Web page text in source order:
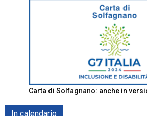
Carta di Solfagnano: anche in
In calendario